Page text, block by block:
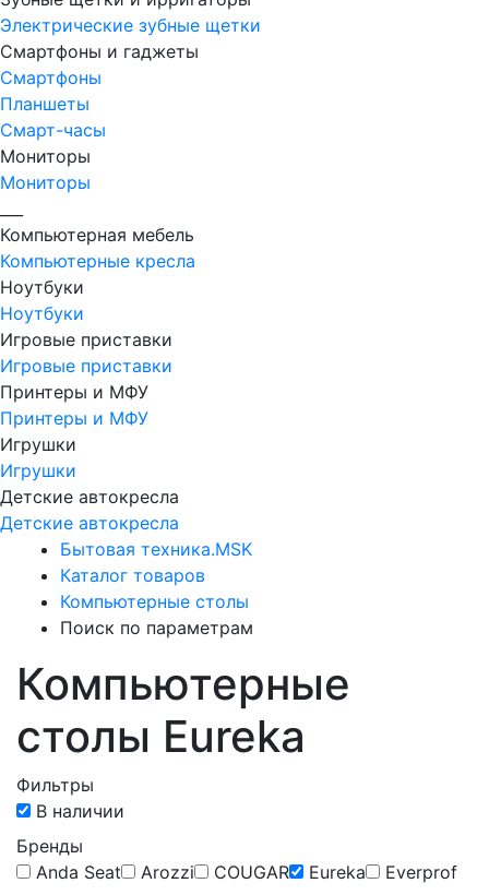
Электрические зубные щетки
Смартфоны и гаджеты
Смартфоны
Планшеты
Смарт-часы
Мониторы
Мониторы
Компьютерная мебель
Компьютерные кресла
Ноутбуки
Ноутбуки
Игровые приставки
Игровые приставки
Принтеры и МФУ
Принтеры и МФУ
Игрушки
Игрушки
Детские автокресла
Детские автокресла
Бытовая техника.MSK
Каталог товаров
Компьютерные столы
Поиск по параметрам
Компьютерные
столы Eureka
Фильтры
В наличии
Бренды
Anda Seat
Arozzi COUGAR Eureka
Everprof